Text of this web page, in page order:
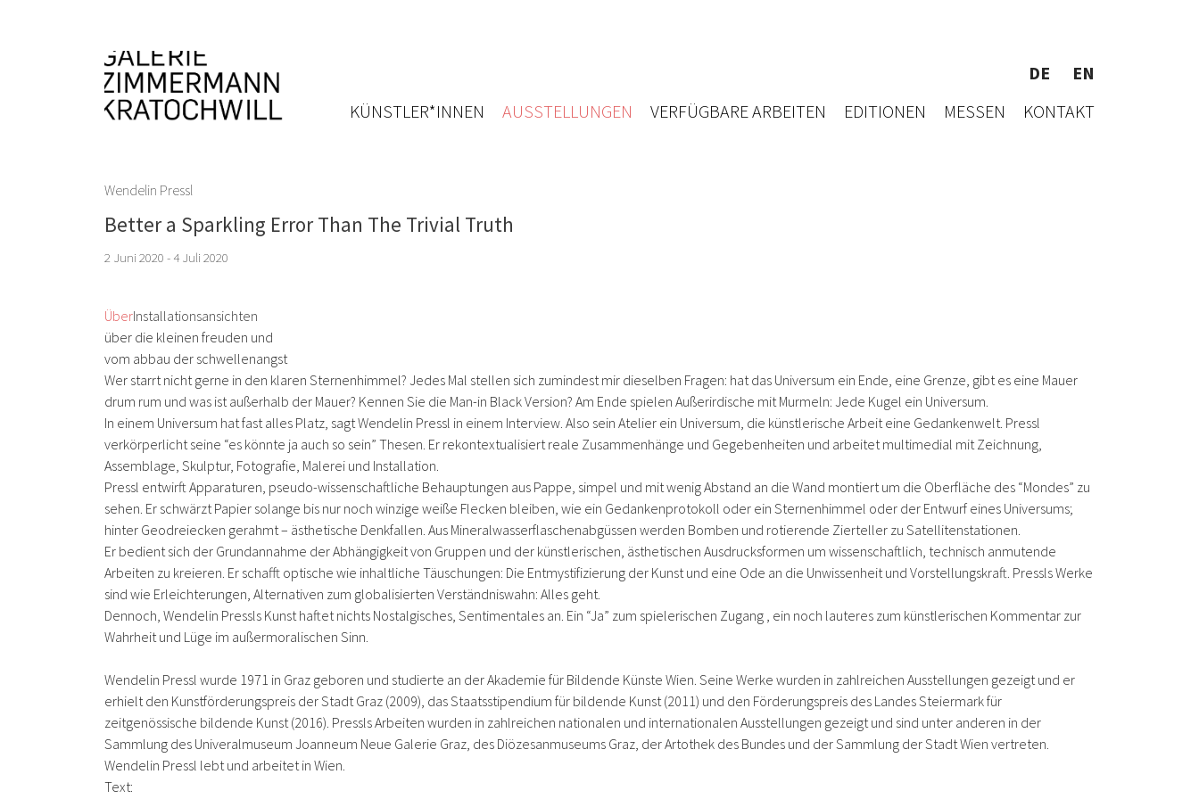
DE
EN
KÜNSTLER*INNEN
AUSSTELLUNGEN VERFÜGBARE ARBEITEN EDITIONEN MESSEN KONTAKT
Wendelin Pressl
Better a Sparkling Error Than The Trivial Truth
2 Juni 2020 - 4 Juli 2020
ÜberInstallationsansichten
über die kleinen freuden und
vom abbau der schwellenangst
Wer starrt nicht gerne in den klaren Sternenhimmel? Jedes Mal stellen sich zumindest mir dieselben Fragen: hat das Universum ein Ende, eine Grenze, gibt es eine Mauer
drum rum und was ist außerhalb der Mauer? Kennen Sie die Man-in Black Version? Am Ende spielen Außerirdische mit Murmeln: Jede Kugel ein Universum.
In einem Universum hat fast alles Platz, sagt Wendelin Pressl in einem Interview. Also sein Atelier ein Universum, die künstlerische Arbeit eine Gedankenwelt. Pressl
verkörperlicht seine “es könnte ja auch so sein” Thesen. Er rekontextualisiert reale Zusammenhänge und Gegebenheiten und arbeitet multimedial mit Zeichnung,
Assemblage, Skulptur, Fotografie, Malerei und Installation.
Pressl entwirft Apparaturen, pseudo-wissenschaftliche Behauptungen aus Pappe, simpel und mit wenig Abstand an die Wand montiert um die Oberfläche des “Mondes” zu
sehen. Er schwärzt Papier solange bis nur noch winzige weiße Flecken bleiben, wie ein Gedankenprotokoll oder ein Sternenhimmel oder der Entwurf eines Universums;
hinter Geodreiecken gerahmt – ästhetische Denkfallen. Aus Mineralwasserflaschenabgüssen werden Bomben und rotierende Zierteller zu Satellitenstationen.
Er bedient sich der Grundannahme der Abhängigkeit von Gruppen und der künstlerischen, ästhetischen Ausdrucksformen um wissenschaftlich, technisch anmutende
Arbeiten zu kreieren. Er schafft optische wie inhaltliche Täuschungen: Die Entmystifizierung der Kunst und eine Ode an die Unwissenheit und Vorstellungskraft. Pressls Werke
sind wie Erleichterungen, Alternativen zum globalisierten Verständniswahn: Alles geht.
Dennoch, Wendelin Pressls Kunst haftet nichts Nostalgisches, Sentimentales an. Ein “Ja” zum spielerischen Zugang , ein noch lauteres zum künstlerischen Kommentar zur
Wahrheit und Lüge im außermoralischen Sinn.
Wendelin Pressl wurde 1971 in Graz geboren und studierte an der Akademie für Bildende Künste Wien. Seine Werke wurden in zahlreichen Ausstellungen gezeigt und er
erhielt den Kunstförderungspreis der Stadt Graz (2009), das Staatsstipendium für bildende Kunst (2011) und den Förderungspreis des Landes Steiermark für
zeitgenössische bildende Kunst (2016). Pressls Arbeiten wurden in zahlreichen nationalen und internationalen Ausstellungen gezeigt und sind unter anderen in der
Sammlung des Univeralmuseum Joanneum Neue Galerie Graz, des Diözesanmuseums Graz, der Artothek des Bundes und der Sammlung der Stadt Wien vertreten.
Wendelin Pressl lebt und arbeitet in Wien.
Text: